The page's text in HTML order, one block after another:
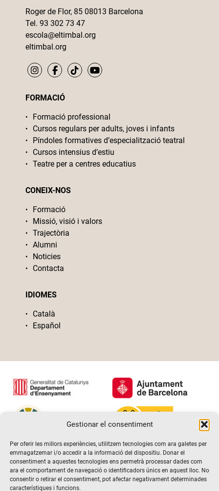
Gestionar el consentiment
Per oferir les millors experiències, utilitzem tecnologies com ara galetes per
emmagatzemar i/o accedir a la informació del dispositiu. Donar el
consentiment a aquestes tecnologies ens permetrà processar dades com
ara el comportament de navegació o identificadors únics en aquest lloc. No
consentir o retirar el consentiment, pot afectar negativament determinades
característiques i funcions.
Roger de Flor, 85 08013 Barcelona
Tel. 93 302 73 47
escola@eltimbal.org
eltimbal.org
FORMACIÓ
Formació professional
Cursos regulars per adults, joves i infants
Píndoles formatives d’especialització teatral
Cursos intensius d’estiu
Teatre per a centres educatius
CONEIX-NOS
Formació
Missió, visió i valors
Trajectòria
Alumni
Noticies
Contacta
IDIOMES
Català
Español